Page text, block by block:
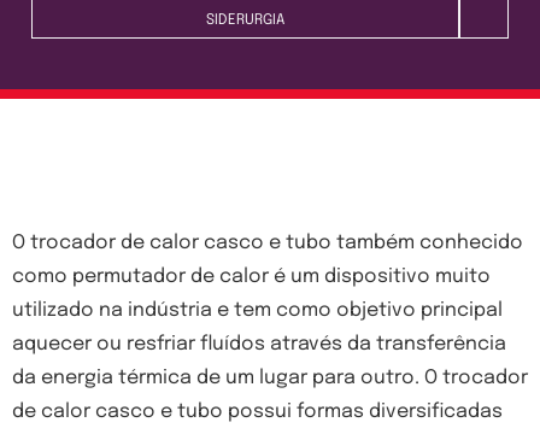
SIDERURGIA
O trocador de calor casco e tubo também conhecido
como permutador de calor é um dispositivo muito
utilizado na indústria e tem como objetivo principal
aquecer ou resfriar fluídos através da transferência
da energia térmica de um lugar para outro. O trocador
de calor casco e tubo possui formas diversificadas